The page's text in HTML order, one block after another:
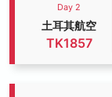
Day 2
土耳其航空
TK1857